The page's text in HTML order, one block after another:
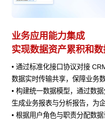
业务应用能力集成
实现数据资产累积和
• 通过标准化接口协议对接
数据实时传输共享，保障业务
• 构建统一数据模型，通过数
生成业务报表与分析报告，为
• 根据用户角色与职责分配数